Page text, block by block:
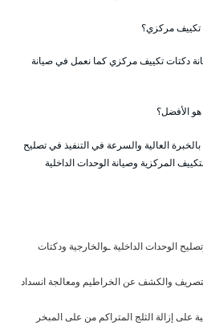
مركزي؟
دكتات تكييف مركزي كما نعمل في صيانة
الأفضل؟
العالية والسرعة في التنفيذ في تصليح
المركزية وصيانة الوحدات الداخلية
الوحدات الداخلية ـوالخارجية ودكتات
والكشف عن الخراطيم ومعالجة انسداد
إزالة الثلج المتراكم من على المبخر